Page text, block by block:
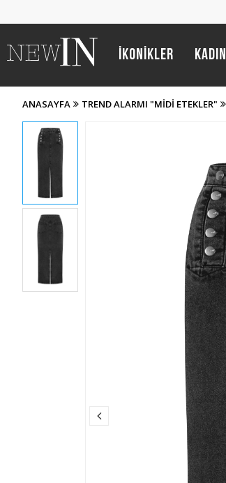
İKONİKLER Kadın
ANASAYFA TREND ALARMI "MIDI ETEKLER"